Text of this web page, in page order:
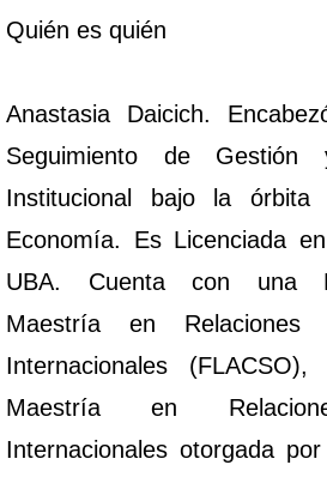
Quién es quién
Anastasia Daicich.
Seguimiento de Gestión
Institucional bajo la órbita
Economía. Es Licenciada
UBA. Cuenta con una
Maestría en Relaciones
Internacionales
Maestría en
Internacionales otorgada